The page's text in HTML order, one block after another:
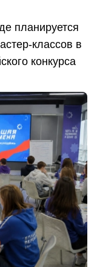
планируется
классов в
конкурса